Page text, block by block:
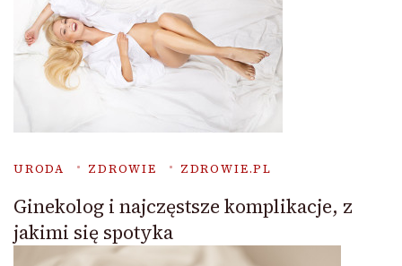
URODA ZDROWIE ZDROWIE.PL
Ginekolog i najczęstsze komplikacje, z
jakimi się spotyka